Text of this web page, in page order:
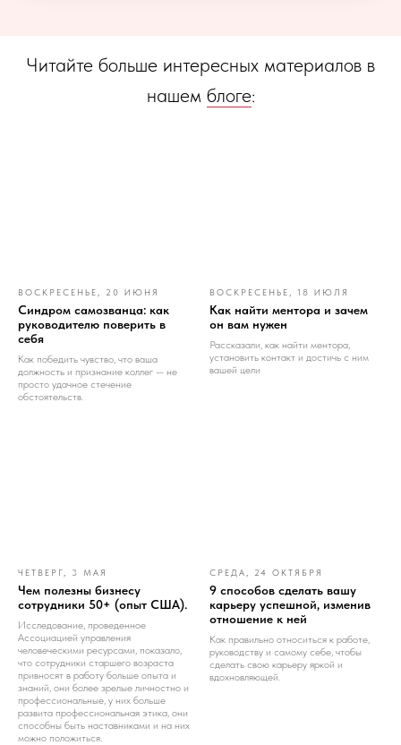
Читайте больше интересных материалов в
нашем блоге:
ВОСКРЕСЕНЬЕ, 20 ИЮНЯ
Синдром самозванца: как
руководителю поверить в
себя
Как победить чувство, что ваша
должность и признание коллег — не
просто удачное стечение
обстоятельств.
ВОСКРЕСЕНЬЕ, 18 ИЮЛЯ
Как найти ментора и зачем
он вам нужен
Рассказали, как найти ментора,
установить контакт и достичь с ним
вашей цели
ЧЕТВЕРГ, 3 МАЯ
Чем полезны бизнесу
сотрудники 50+ (опыт США).
Исследование, проведенное
Ассоциацией управления
человеческими ресурсами, показало,
что сотрудники старшего возраста
привносят в работу больше опыта и
знаний, они более зрелые личностно и
профессиональные, у них больше
развита профессиональная этика, они
способны быть наставниками и на них
можно положиться.
СРЕДА, 24 ОКТЯБРЯ
9 способов сделать вашу
карьеру успешной, изменив
отношение к ней
Как правильно относиться к работе,
руководству и самому себе, чтобы
сделать свою карьеру яркой и
вдохновляющей.